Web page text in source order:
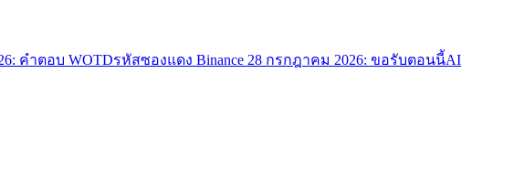
คำตอบ WOTDรหัสซองแดง Binance 28 กรกฎาคม 2026: ขอรับตอนนี้AI